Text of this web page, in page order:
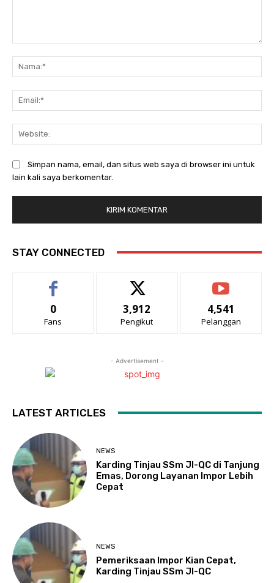
Simpan nama, email, dan situs web saya di browser ini untuk
lain kali saya berkomentar.
STAY CONNECTED
0
Fans
3,912
Pengikut
4,541
Pelanggan
- Advertisement -
LATEST ARTICLES
NEWS
Karding Tinjau SSm JI-QC di Tanjung
Emas, Dorong Layanan Impor Lebih
Cepat
NEWS
Pemeriksaan Impor Kian Cepat,
Karding Tinjau SSm JI-QC